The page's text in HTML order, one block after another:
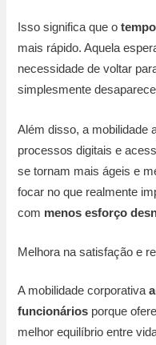
Isso significa que o
mais rápido. Aquela
necessidade de voltar
simplesmente
Além disso, a mobilidade
processos digitais e
se tornam mais ágeis e
focar no que realmente
com menos esforço
Melhora na satisfação e
A mobilidade corporativa
funcionários porque
melhor equilíbrio entre